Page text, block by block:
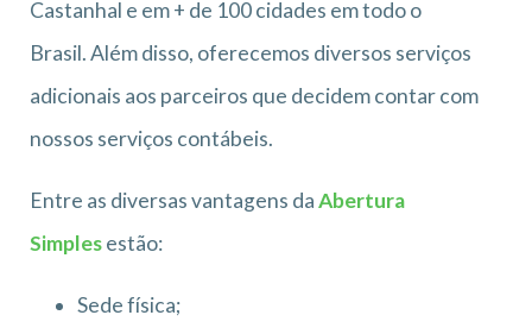
Castanhal e em + de 100 cidades em todo o
Brasil. Além disso, oferecemos diversos serviços
adicionais aos parceiros que decidem contar com
nossos serviços contábeis.
Entre as diversas vantagens daAbertura
Simplesestão:
Sede física;